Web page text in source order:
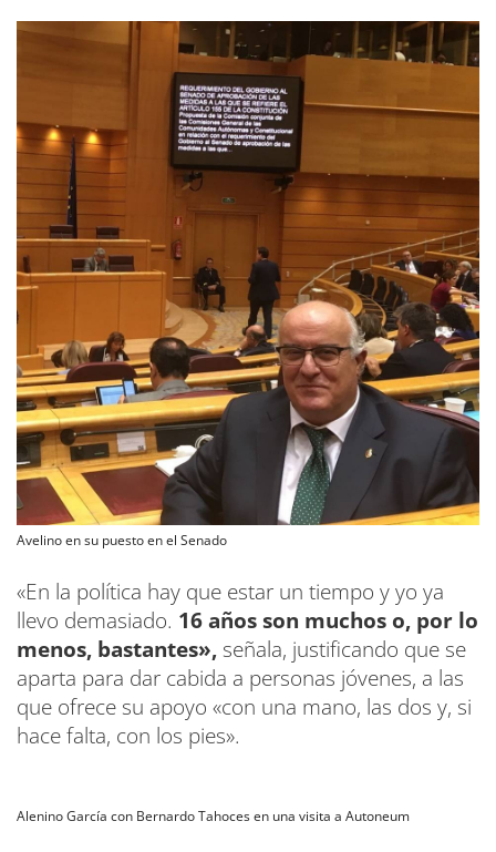
Avelino en su puesto en el Senado
«En la política hay que estar un tiempo y yo ya
llevo demasiado. 16 años son muchos o, por lo
menos, bastantes», señala, justificando que se
aparta para dar cabida a personas jóvenes, a las
que ofrece su apoyo «con una mano, las dos y, si
hace falta, con los pies».
Alenino García con Bernardo Tahoces en una visita a Autoneum